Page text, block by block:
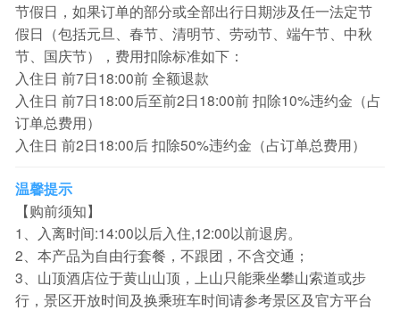
节假日，如果订单的部分或全部出行日期涉及任一法定节
假日（包括元旦、春节、清明节、劳动节、端午节、中秋
节、国庆节），费用扣除标准如下：
入住日 前7日18:00前 全额退款
入住日 前7日18:00后至前2日18:00前 扣除10%违约金（占
订单总费用）
入住日 前2日18:00后 扣除50%违约金（占订单总费用）
温馨提示
【购前须知】
1、入离时间:14:00以后入住,12:00以前退房。
2、本产品为自由行套餐，不跟团，不含交通；
3、山顶酒店位于黄山山顶，上山只能乘坐攀山索道或步
行，景区开放时间及换乘班车时间请参考景区及官方平台